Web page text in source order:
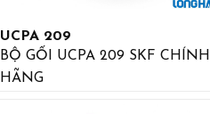
UCPA 209
BỘ GỐI UCPA 209 SKF CHÍNH
HÃNG